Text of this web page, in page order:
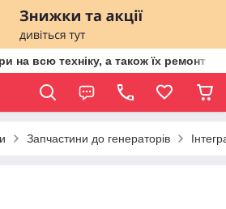
на всю техніку, а також їх ремонт
Запчастини до генераторів